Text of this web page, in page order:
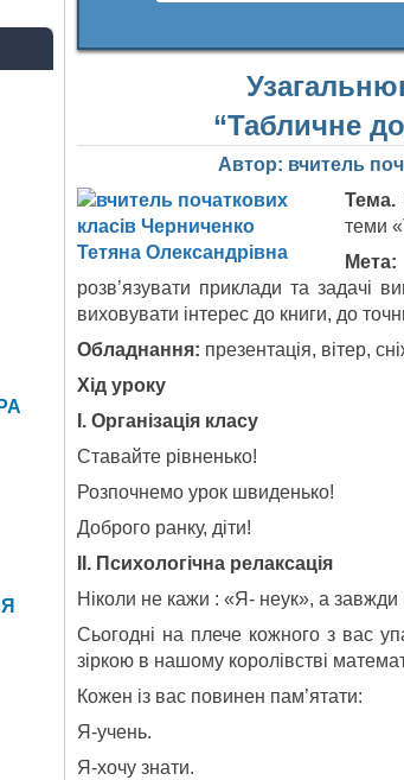
“Табличне
Автор: вчитель
Тема.
теми
Мета:
розв’язувати приклади та задачі
виховувати інтерес до книги, до
Обладнання: презентація, вітер,
Хід уроку
І. Організація класу
Ставайте рівненько!
Розпочнемо урок швиденько!
Доброго ранку, діти!
ІІ. Психологічна релаксація
Ніколи не кажи : «Я- неук», а завжди
Сьогодні на плече кожного з вас
зіркою в нашому королівстві
Кожен із вас повинен пам’ятати:
Я-учень.
Я-хочу знати.